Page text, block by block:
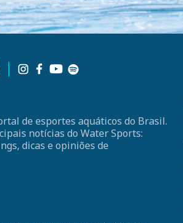
de esportes aquáticos do Brasil.
notícias do Water Sports:
dicas e opiniões de